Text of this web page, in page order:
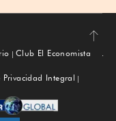
Subir
Club El Economista
Privacidad Integral